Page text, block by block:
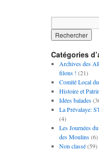
Catégories
Archives des
filons ! (21)
Comité Local
Histoire et
Idées balades
La Prévalaye:
(4)
Les Journées
des Moulins(6)
Non classé(59)